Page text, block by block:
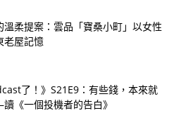
溫柔提案：雲品「寶桑小町」以女性
老屋記憶
了！》S21E9：有些錢，本來就
《一個投機者的告白》